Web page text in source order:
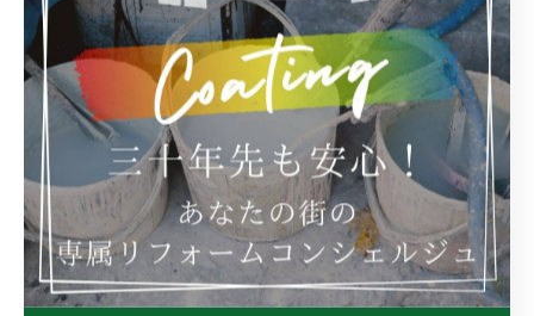
カテゴリー Categories
全てのカテゴリー
屋根
防水
塗り替え